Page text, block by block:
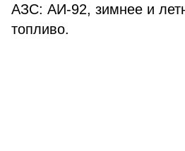
АЗС: АИ-92, зимнее и
топливо.